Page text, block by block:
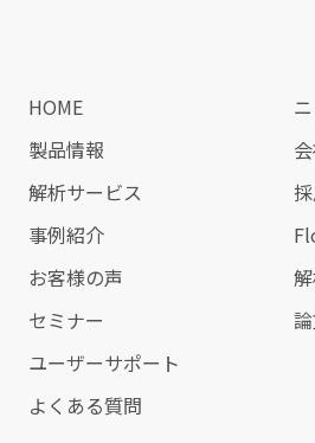
HOME
製品情報
解析サービス
事例紹介
お客様の声
セミナー
ユーザーサポート
よくある質問